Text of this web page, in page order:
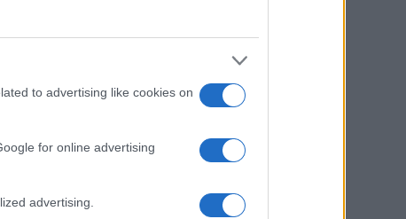
to advertising like cookies on
for online advertising
advertising.
πλέον
τα
πιστοποίηση
όχι μόνο για τις
Astra. Οι ποικίλες
μαξιλάρια, μέχρι την
για όλους τους
χαμηλότερα
οδήγησης. Οδηγός και